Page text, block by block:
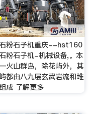
粉石子机重庆--hst160
粉石子机-机械设备,。本
火山群岛，除花屿外，其
都由八九层玄武岩流和堆
成 了解更多